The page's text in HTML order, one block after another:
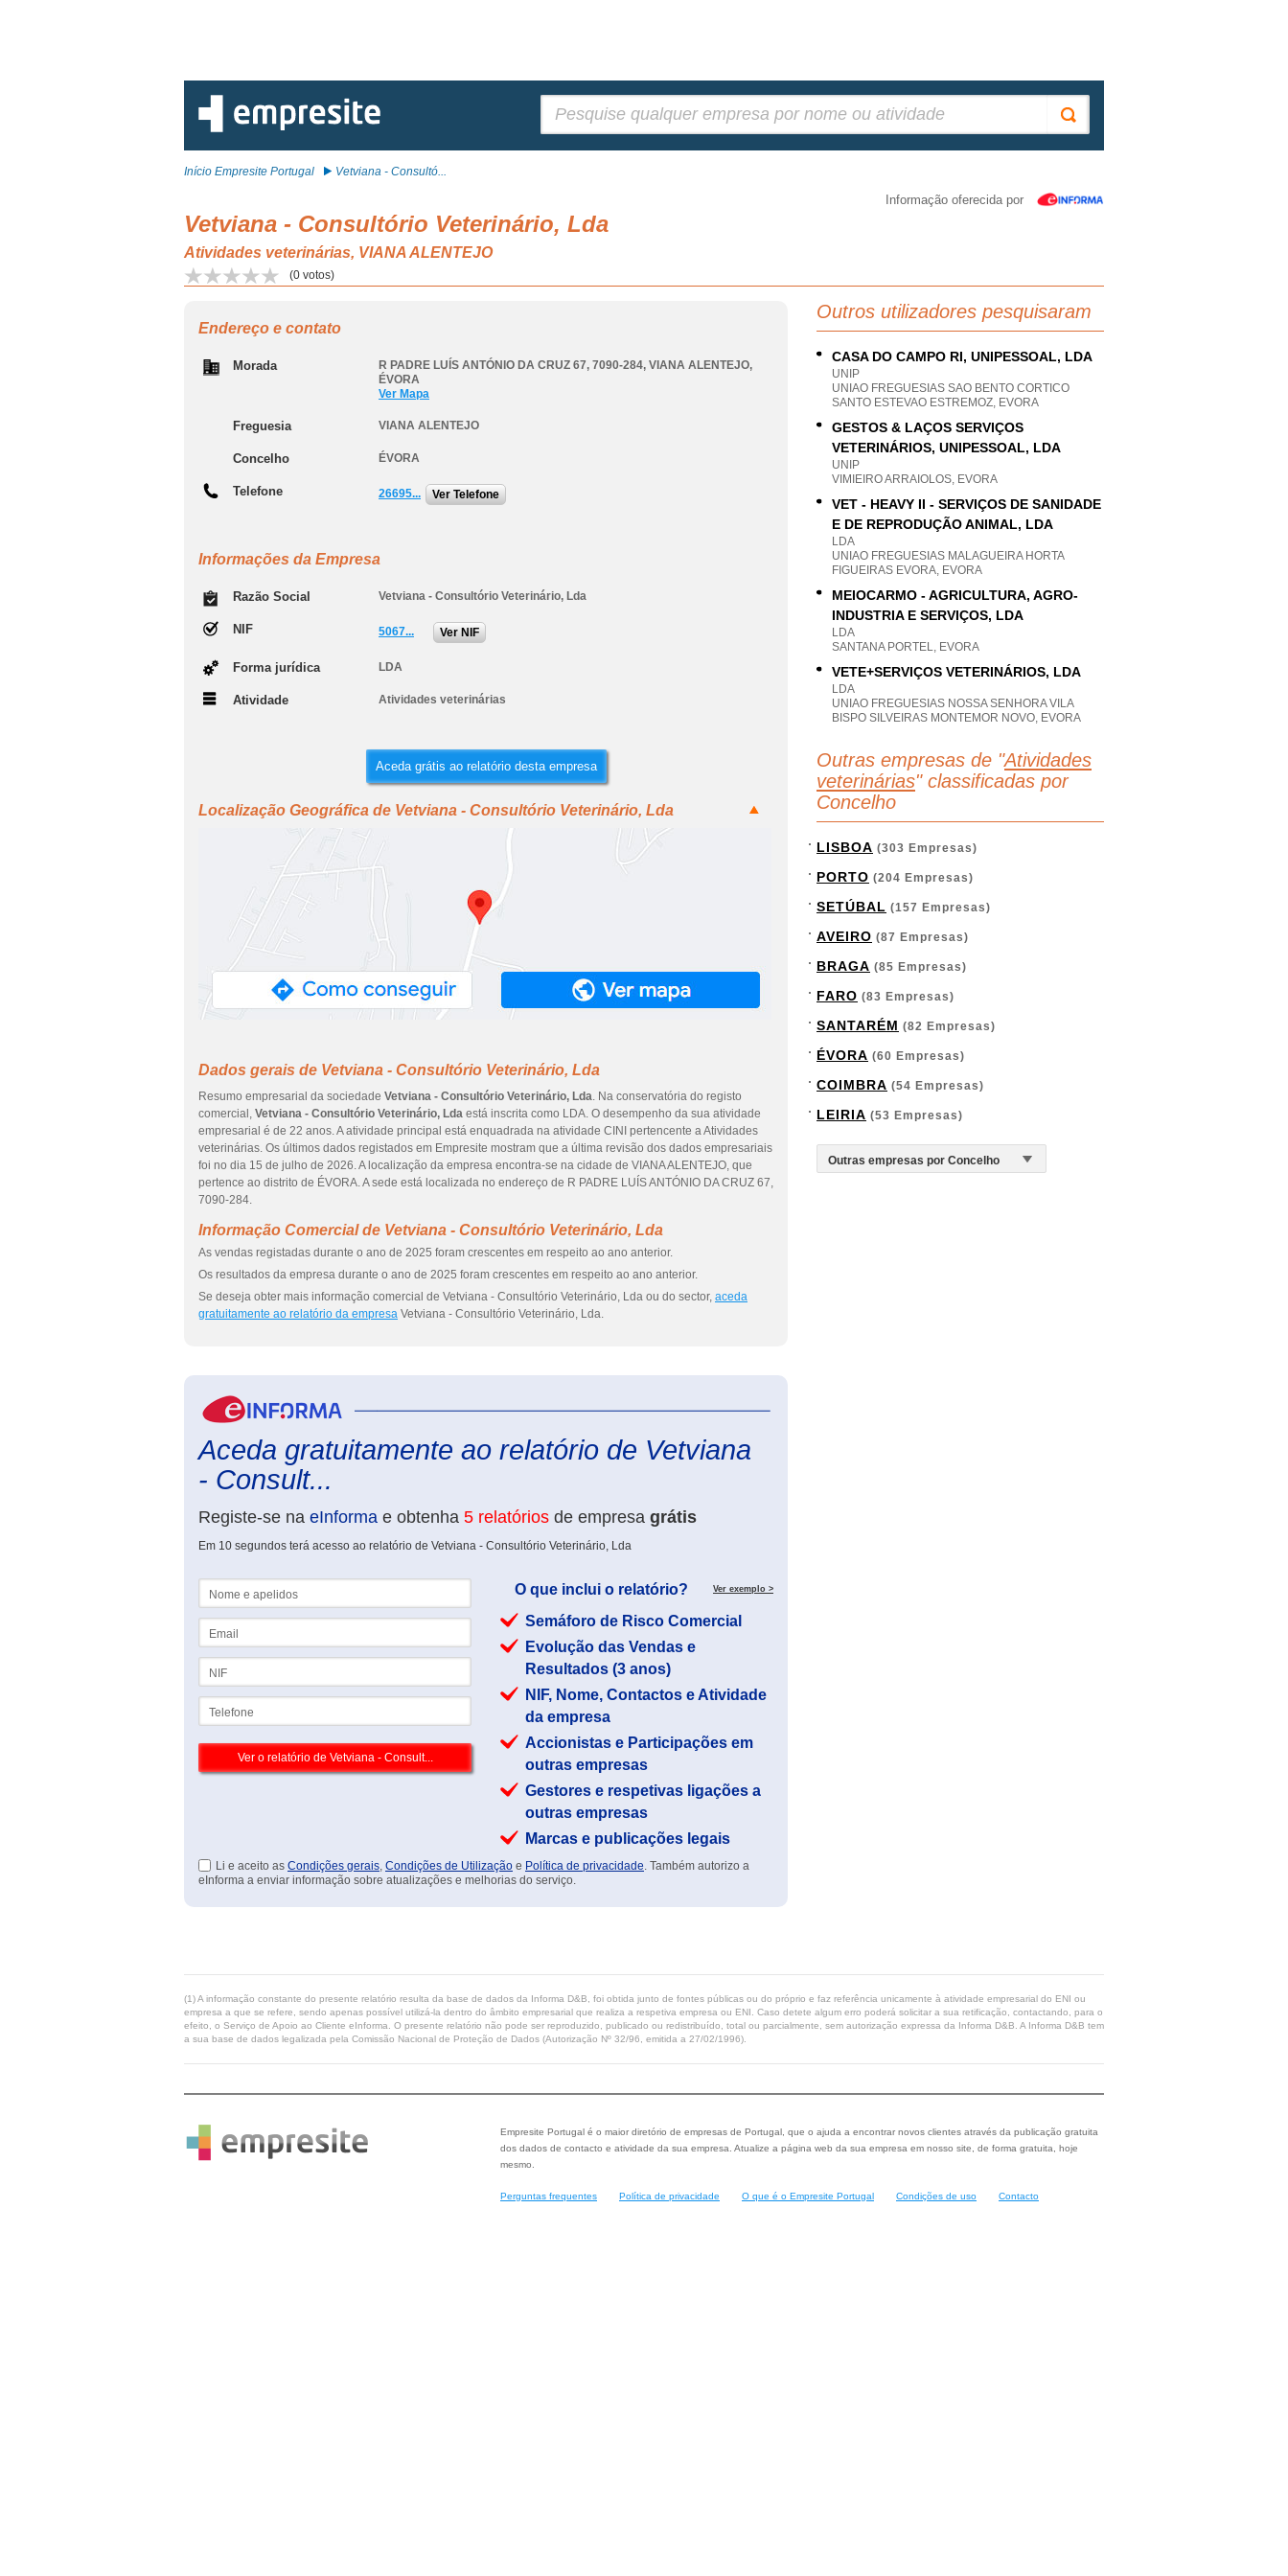
Início Empresite Portugal Vetviana - Consultó...
Informação oferecida por
Vetviana - Consultório Veterinário, Lda
Atividades veterinárias, VIANA ALENTEJO
(0 votos)
Endereço e contato
Morada R PADRE LUÍS ANTÓNIO DA CRUZ 67, 7090-284, VIANA ALENTEJO,
ÉVORA
Ver Mapa
Freguesia VIANA ALENTEJO
Concelho ÉVORA
Telefone 26695... Ver Telefone
Informações da Empresa
Razão Social Vetviana - Consultório Veterinário, Lda
NIF 5067... Ver NIF
Forma jurídica LDA
Atividade Atividades veterinárias
Aceda grátis ao relatório desta empresa
Localização Geográfica de Vetviana - Consultório Veterinário, Lda
Dados gerais de Vetviana - Consultório Veterinário, Lda
Resumo empresarial da sociedade Vetviana - Consultório Veterinário, Lda. Na conservatória do registo
comercial, Vetviana - Consultório Veterinário, Lda está inscrita como LDA. O desempenho da sua atividade
empresarial é de 22 anos. A atividade principal está enquadrada na atividade CINI pertencente a Atividades
veterinárias. Os últimos dados registados em Empresite mostram que a última revisão dos dados empresariais
foi no dia 15 de julho de 2026. A localização da empresa encontra-se na cidade de VIANA ALENTEJO, que
pertence ao distrito de ÉVORA. A sede está localizada no endereço de R PADRE LUÍS ANTÓNIO DA CRUZ 67,
7090-284.
Informação Comercial de Vetviana - Consultório Veterinário, Lda
As vendas registadas durante o ano de 2025 foram crescentes em respeito ao ano anterior.
Os resultados da empresa durante o ano de 2025 foram crescentes em respeito ao ano anterior.
Se deseja obter mais informação comercial de Vetviana - Consultório Veterinário, Lda ou do sector, aceda
gratuitamente ao relatório da empresa Vetviana - Consultório Veterinário, Lda.
Aceda gratuitamente ao relatório de Vetviana
- Consult...
Registe-se na eInforma e obtenha 5 relatórios de empresa grátis
Em 10 segundos terá acesso ao relatório de Vetviana - Consultório Veterinário, Lda
O que inclui o relatório? Ver exemplo >
Semáforo de Risco Comercial
Evolução das Vendas e
Resultados (3 anos)
NIF, Nome, Contactos e Atividade
da empresa
Accionistas e Participações em
outras empresas
Gestores e respetivas ligações a
outras empresas
Marcas e publicações legais
Li e aceito as Condições gerais, Condições de Utilização e Política de privacidade. Também autorizo a
eInforma a enviar informação sobre atualizações e melhorias do serviço.
Outros utilizadores pesquisaram
CASA DO CAMPO RI, UNIPESSOAL, LDA
UNIP
UNIAO FREGUESIAS SAO BENTO CORTICO
SANTO ESTEVAO ESTREMOZ, EVORA
GESTOS & LAÇOS SERVIÇOS
VETERINÁRIOS, UNIPESSOAL, LDA
UNIP
VIMIEIRO ARRAIOLOS, EVORA
VET - HEAVY II - SERVIÇOS DE SANIDADE
E DE REPRODUÇÃO ANIMAL, LDA
LDA
UNIAO FREGUESIAS MALAGUEIRA HORTA
FIGUEIRAS EVORA, EVORA
MEIOCARMO - AGRICULTURA, AGRO-
INDUSTRIA E SERVIÇOS, LDA
LDA
SANTANA PORTEL, EVORA
VETE+SERVIÇOS VETERINÁRIOS, LDA
LDA
UNIAO FREGUESIAS NOSSA SENHORA VILA
BISPO SILVEIRAS MONTEMOR NOVO, EVORA
Outras empresas de "Atividades
veterinárias" classificadas por
Concelho
LISBOA (303 Empresas)
PORTO (204 Empresas)
SETÚBAL (157 Empresas)
AVEIRO (87 Empresas)
BRAGA (85 Empresas)
FARO (83 Empresas)
SANTARÉM (82 Empresas)
ÉVORA (60 Empresas)
COIMBRA (54 Empresas)
LEIRIA (53 Empresas)
(1) A informação constante do presente relatório resulta da base de dados da Informa D&B, foi obtida junto de fontes públicas ou do próprio e faz referência unicamente à atividade empresarial do ENI ou
empresa a que se refere, sendo apenas possível utilizá-la dentro do âmbito empresarial que realiza a respetiva empresa ou ENI. Caso detete algum erro poderá solicitar a sua retificação, contactando, para o
efeito, o Serviço de Apoio ao Cliente eInforma. O presente relatório não pode ser reproduzido, publicado ou redistribuído, total ou parcialmente, sem autorização expressa da Informa D&B. A Informa D&B tem
a sua base de dados legalizada pela Comissão Nacional de Proteção de Dados (Autorização Nº 32/96, emitida a 27/02/1996).
Empresite Portugal é o maior diretório de empresas de Portugal, que o ajuda a encontrar novos clientes através da publicação gratuita
dos dados de contacto e atividade da sua empresa. Atualize a página web da sua empresa em nosso site, de forma gratuita, hoje
mesmo.
Perguntas frequentes Política de privacidade O que é o Empresite Portugal Condições de uso Contacto